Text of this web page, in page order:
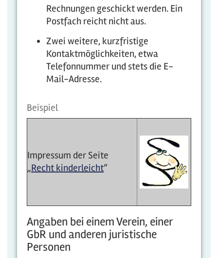
Rechnungen geschickt werden. Ein
Postfach reicht nicht aus.
Zwei weitere, kurzfristige
Kontaktmöglichkeiten, etwa
Telefonnummer und stets die E-
Mail-Adresse.
Impressum der Seite
„Recht kinderleicht“
Beispiel
Angaben bei einem Verein, einer
GbR und anderen juristische
Personen